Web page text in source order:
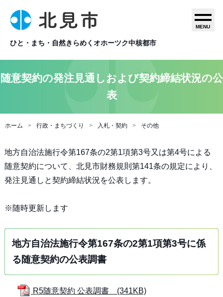
ひと・まち・自然きらめくオホーツク中核都市
MENU
随意契約の発注見通しおよび契約締結状況の公
表
ホーム 行政・まちづくり 入札・契約 その他
地方自治法施行令第167条の2第1項第3号又は第4号による
随意契約について、北見市財務規則第141条の規定により、
発注見通しと契約締結状況を公表します。
※随時更新します
地方自治法施行令第167条の2第1項第3号に係
る随意契約の公表調書
R5随意契約 公表調書 (341KB)